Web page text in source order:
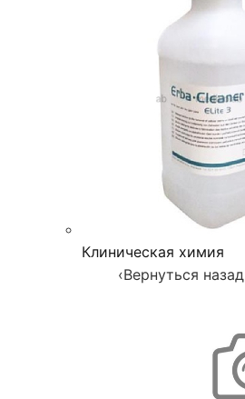
Клиническая химия
‹Вернуться назад